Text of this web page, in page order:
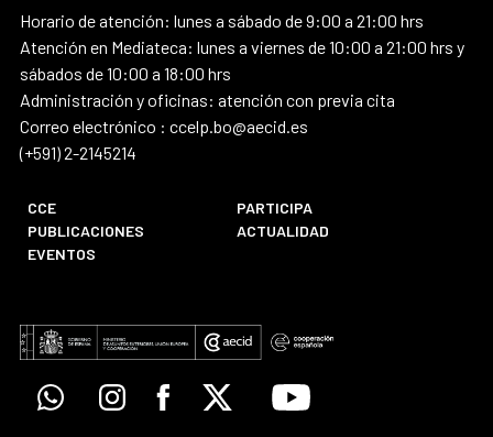
Horario de atención: lunes a sábado de 9:00 a 21:00 hrs
Atención en Mediateca: lunes a viernes de 10:00 a 21:00 hrs y
sábados de 10:00 a 18:00 hrs
Administración y oficinas: atención con previa cita
Correo electrónico : ccelp.bo@aecid.es
(+591) 2-2145214
CCE
PARTICIPA
PUBLICACIONES
ACTUALIDAD
EVENTOS
WhatsappInstagramFacebook
X Youtube